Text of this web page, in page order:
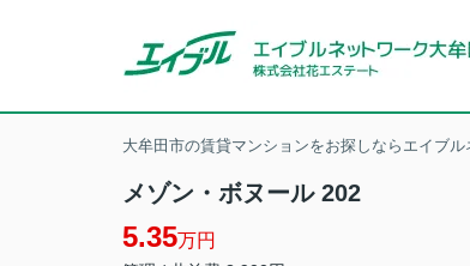
大牟田市の賃貸マンションをお探しならエイブ
メゾン・ボヌール 202
5.35万円